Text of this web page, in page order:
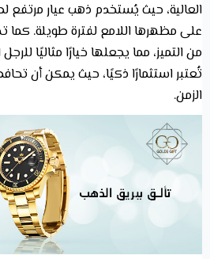
العالية، حيث يُستخدم ذهب عيار مرتفع
على مظهرها اللامع لفترة طويلة.
من التميز، مما يجعلها خيارًا مثاليًا
تُعتبر استثمارًا ذكيًا، حيث يمكن أن
الزمن.